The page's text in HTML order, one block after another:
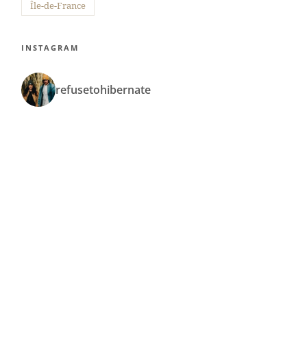
Île-de-France
INSTAGRAM
refusetohibernate